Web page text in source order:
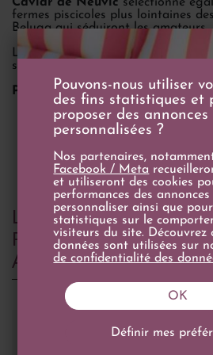
Caviar de Neuvic sélectionne
fermes piscicoles plus lointaines
Beluga qui séduiront les amateurs.
Le Beurre de Caviar et les rillettes
simple repas un moment
Partez à la découverte de leur
LES CLIENTS QUI ONT
PRODUIT ONT
ACHETÉ...
Pouvons-nous utiliser
des fins statistiques et
proposer des annonces
personnalisées ?
Nos partenaires,
Facebook / Meta
et utiliseront des cookies
performances des annonces
personnaliser ainsi que
statistiques sur le
visiteurs du site. Découvrez
données sont utilisées sur
de confidentialité des
Définir mes
OK